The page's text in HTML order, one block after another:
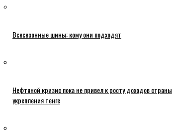
Всесезонные шины: кому они подходят
Нефтяной кризис пока не привел к росту доходов
укрепления тенге